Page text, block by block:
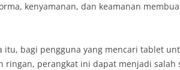
kenyamanan, dan keamanan
itu, bagi pengguna yang mencari tablet
ringan, perangkat ini dapat menjadi salah